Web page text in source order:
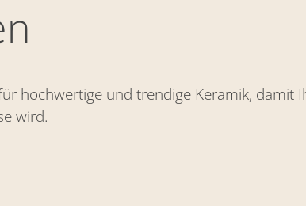
hochwertige und trendige Keramik, damit
wird.